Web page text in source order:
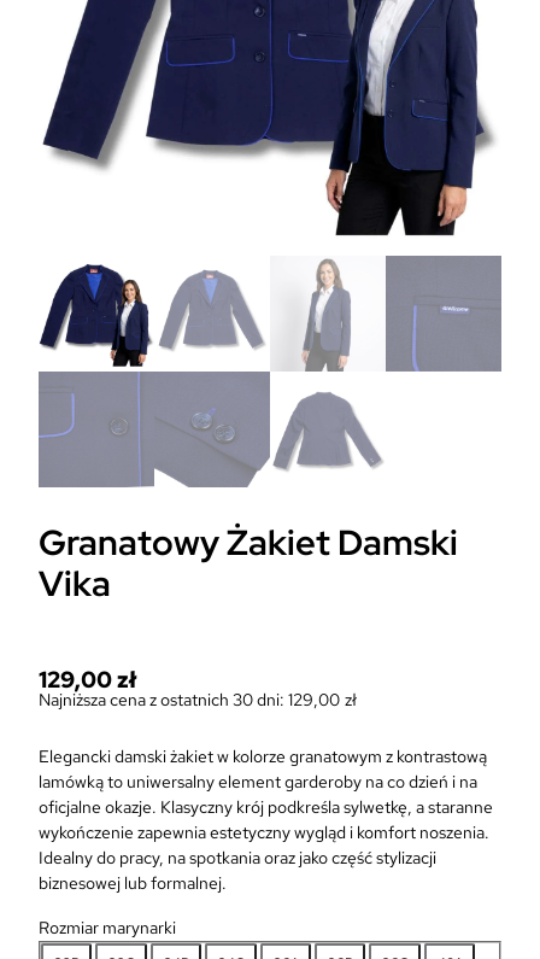
Granatowy Żakiet Damski
Vika
129,00zł
Najniższa cena z ostatnich 30 dni: 129,00 zł
Elegancki damski żakiet w kolorze granatowym z kontrastową
lamówką to uniwersalny element garderoby na co dzień i na
oficjalne okazje. Klasyczny krój podkreśla sylwetkę, a staranne
wykończenie zapewnia estetyczny wygląd i komfort noszenia.
Idealny do pracy, na spotkania oraz jako część stylizacji
biznesowej lub formalnej.
Rozmiar marynarki